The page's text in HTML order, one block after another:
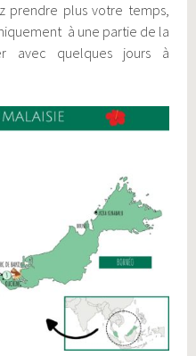
prendre plus votre temps,
à une partie de la
avec quelques jours à